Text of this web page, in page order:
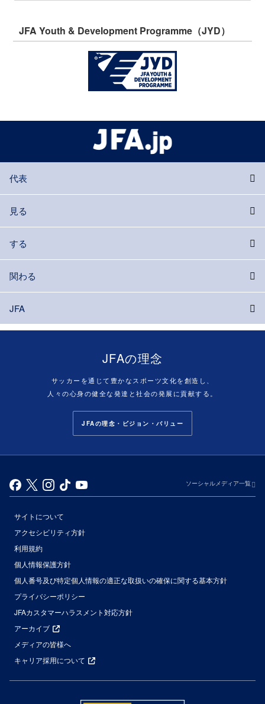
JFA Youth & Development Programme（JYD）
代表
見る
する
関わる
JFA
JFAの理念
サッカーを通じて豊かなスポーツ文化を創造し、
人々の心身の健全な発達と社会の発展に貢献する。
JFAの理念・ビジョン・バリュー
ソーシャルメディア一覧
サイトについて
アクセシビリティ方針
利用規約
個人情報保護方針
個人番号及び特定個人情報の適正な取扱いの確保に関する基本方針
プライバシーポリシー
JFAカスタマーハラスメント対応方針
アーカイブ
メディアの皆様へ
キャリア採用について